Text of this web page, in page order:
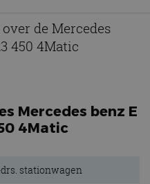
de Mercedes
450 4Matic
Mercedes benz E
4Matic
drs. stationwagen